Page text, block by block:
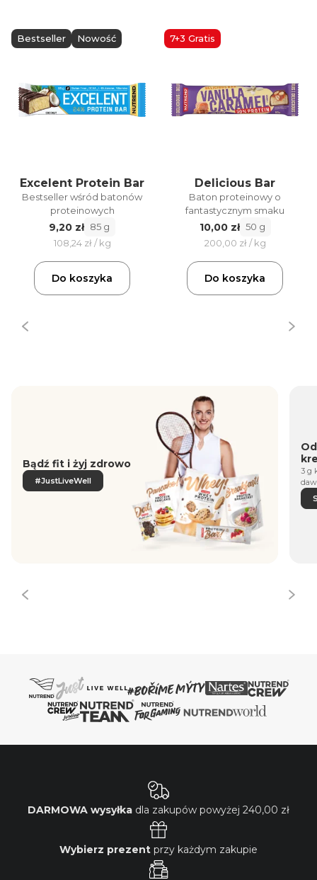
Bestseller Nowość
Excelent Protein Bar
Bestseller wśród batonów
proteinowych
9,20 zł 85 g
108,24 zł / kg
Do koszyka
7+3 Gratis
Delicious Bar
Baton proteinowy o
fantastycznym smaku
10,00 zł 50 g
200,00 zł / kg
Do koszyka
Bądź fit i żyj zdrowo
#JustLiveWell
3 g
DARMOWA wysyłka dla zakupów powyżej 240,00 zł
Wybierz prezent przy każdym zakupie